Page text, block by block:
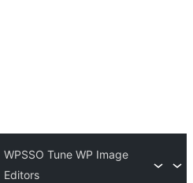
WPSSO Tune WP Image
Editors